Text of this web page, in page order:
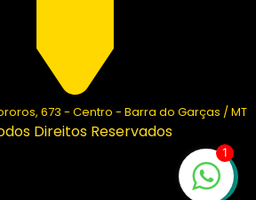
673 - Centro - Barra do Garças / MT
Direitos Reservados
1